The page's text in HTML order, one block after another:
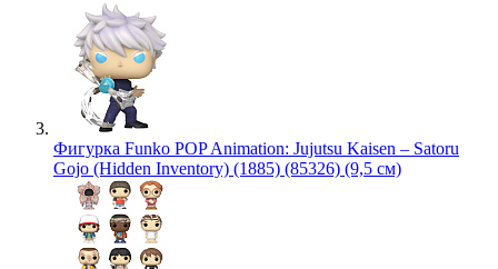
Фигурка Funko POP Animation: Jujutsu Kaisen – Satoru
Gojo (Hidden Inventory) (1885) (85326) (9,5 см)